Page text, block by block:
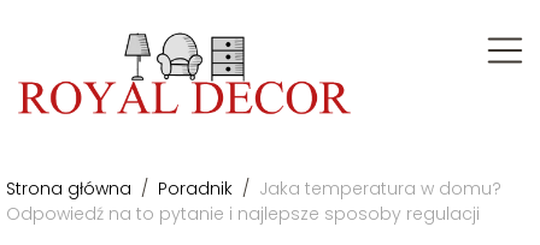
Strona główna / Poradnik / Jaka temperatura w domu?
Odpowiedź na to pytanie i najlepsze sposoby regulacji